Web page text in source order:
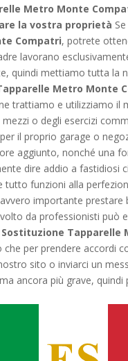
Metro Monte
la vostra proprietà
Compatri, potrete
lavorano
quindi mettiamo tutta la
Metro Monte
trattiamo e utilizziamo
o degli esercizi
il proprio garage o
aggiunto, nonché una
dire addio a fastidiosi
funzioni alla
importante
da professionisti può
Sostituzione Tapparelle
per prendere
sito o inviarci un
ancora più grave,